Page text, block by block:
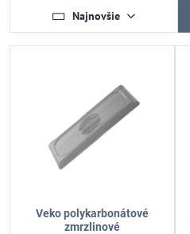
Najnovšie
Veko polykarbonátové
zmrzlinové